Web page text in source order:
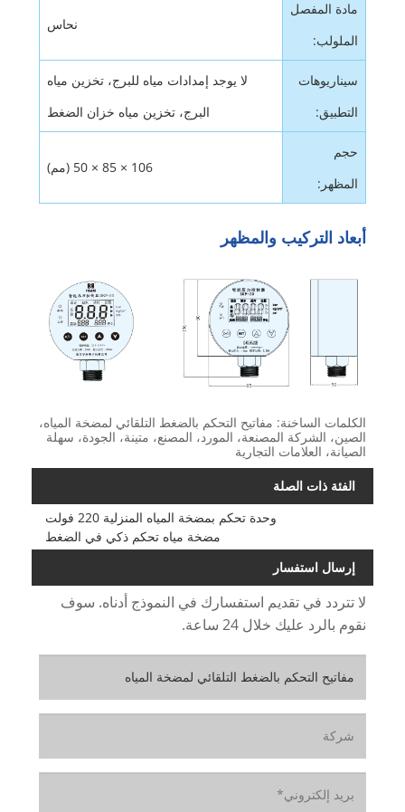
مادة المفصل
الملولب:
نحاس
سيناريوهات
التطبيق:
لا يوجد إمدادات مياه للبرج، تخزين مياه
البرج، تخزين مياه خزان الضغط
حجم
المظهر:
106 × 85 × 50 (مم)
أبعاد التركيب والمظهر
الكلمات الساخنة: مفاتيح التحكم بالضغط التلقائي لمضخة المياه،
الصين، الشركة المصنعة، المورد، المصنع، متينة، الجودة، سهلة
الصيانة، العلامات التجارية
الفئة ذات الصلة
وحدة تحكم بمضخة المياه المنزلية 220 فولت
مضخة مياه تحكم ذكي في الضغط
إرسال استفسار
لا تتردد في تقديم استفسارك في النموذج أدناه. سوف
نقوم بالرد عليك خلال 24 ساعة.